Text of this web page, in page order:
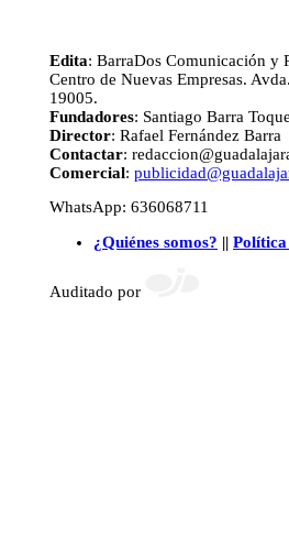
Edita: BarraDos Comunicación y
Centro de Nuevas Empresas.
19005.
Fundadores: Santiago Barra
Director: Rafael Fernández Barra
Contactar:
Comercial:
WhatsApp: 636068711
¿Quiénes somos? || Política
Auditado por